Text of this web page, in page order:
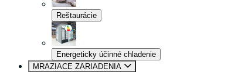
Reštaurácie
Energeticky účinné chladenie
MRAZIACE ZARIADENIA